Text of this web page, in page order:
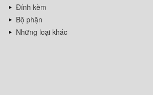
Đính kèm
Bộ phận
Những loại khác